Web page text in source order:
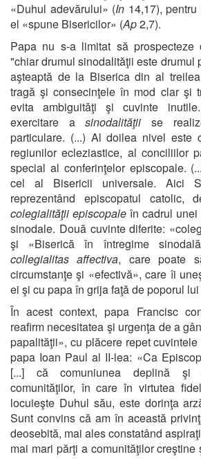
«Duhul adevărului» (In 14,17),
el «spune Bisericilor» (Ap2,7).
Papa nu s-a limitat să prospecteze
"chiar drumul sinodalităţii este drumul
aşteaptă de la Biserica din al
tragă şi consecinţele în mod clar şi
evita ambiguităţi şi cuvinte
exercitare asinodalităţii se
particulare. (...) Al doilea nivel este
regiunilor ecleziastice, al conciliilor
special al conferinţelor episcopale.
cel al Bisericii universale. Aici
reprezentând episcopatul catolic,
colegialităţii episcopale în cadrul
sinodale. Două cuvinte diferite:
şi «Biserică în întregime
collegialitas affectiva, care poate
circumstanţe şi «efectivă», care îi
ei şi cu papa în grija faţă de poporul
În acest context, papa Francisc
reafirm necesitatea şi urgenţa de a
papalităţii», cu plăcere repet
papa Ioan Paul al II-lea: «Ca
[...] că comuniunea deplină şi
comunităţilor, în care în virtutea
locuieşte Duhul său, este dorinţa
Sunt convins că am în această
deosebită, mai ales constatând
mai mari părţi a comunităţilor